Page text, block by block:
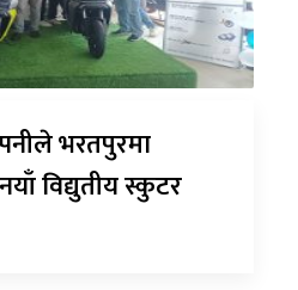
भरतपुरमा
विद्युतीय स्कुटर